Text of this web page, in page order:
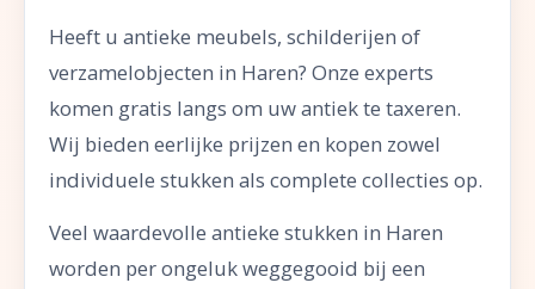
Heeft u antieke meubels, schilderijen of
verzamelobjecten in Haren? Onze experts
komen gratis langs om uw antiek te taxeren.
Wij bieden eerlijke prijzen en kopen zowel
individuele stukken als complete collecties op.
Veel waardevolle antieke stukken in Haren
worden per ongeluk weggegooid bij een